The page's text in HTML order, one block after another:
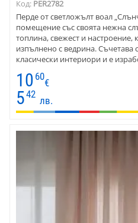
Код: PER2782
Перде от светложълт воал
помещение със своята нежна
топлина, свежест и
изпълнено с ведрина. Съчетава
класически интериори и е
цветът е номер 9 жълт воал.
10 60
€
542
лв.